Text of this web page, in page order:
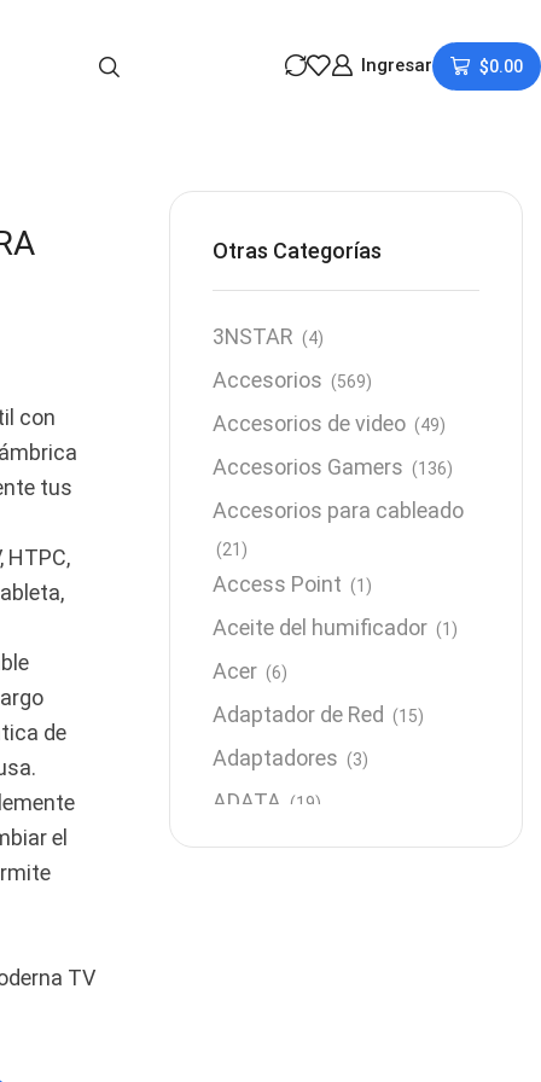
Ingresar $0.00
con
tus
HTPC,
de
el
TV
Otras Categorías
3NSTAR (4)
Accesorios (569)
Accesorios de video (49)
Accesorios Gamers (136)
Accesorios para cableado
(21)
Access Point (1)
Aceite del humificador (1)
Acer (6)
Adaptador de Red (15)
Adaptadores (3)
ADATA (19)
Almacenamiento (64)